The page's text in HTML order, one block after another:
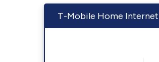
T-Mobile Home Internet